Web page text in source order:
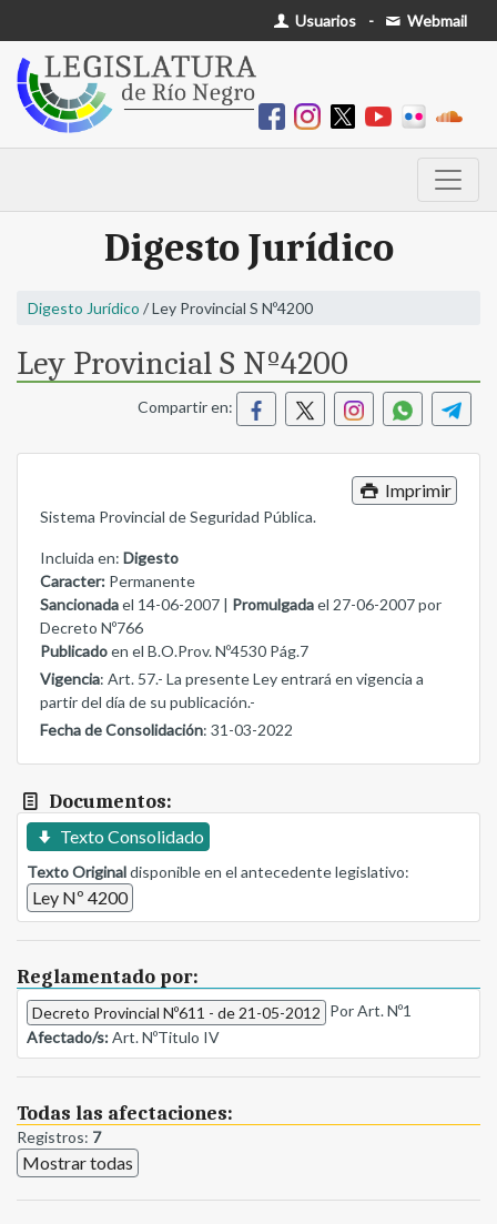
Usuarios - Webmail
Digesto Jurídico
Digesto Jurídico / Ley Provincial S Nº4200
Ley Provincial S Nº4200
Compartir en:
Imprimir
Sistema Provincial de Seguridad Pública.
Incluida en: Digesto
Caracter: Permanente
Sancionadael 14-06-2007 | Promulgadael 27-06-2007 por
Decreto Nº766
Publicadoen el B.O.Prov. Nº4530 Pág.7
Vigencia: Art. 57.- La presente Ley entrará en vigencia a
partir del día de su publicación.-
Fecha de Consolidación: 31-03-2022
Documentos:
Texto Consolidado
Texto Originaldisponible en el antecedente legislativo:
Ley Nº 4200
Reglamentado por:
Decreto Provincial Nº611 - de 21-05-2012 Por Art. Nº1
Afectado/s:Art. NºTitulo IV
Todas las afectaciones:
Registros: 7
Mostrar todas